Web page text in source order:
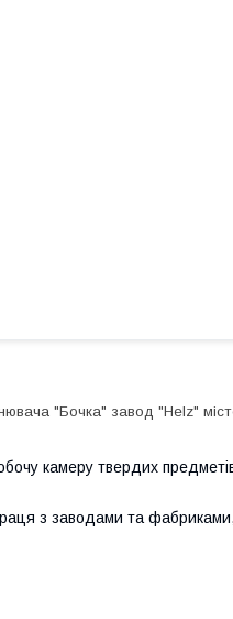
"Бочка" завод "Helz"
камеру твердих
з заводами та